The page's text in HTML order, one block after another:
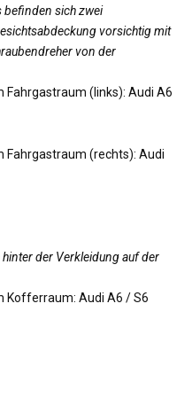
befinden sich zwei
vorsichtig mit
von der
der Verkleidung auf der